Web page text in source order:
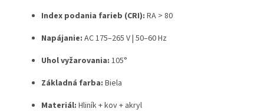
Index podania farieb (CRI): RA > 80
Napájanie: AC 175–265 V | 50–60 Hz
Uhol vyžarovania: 105°
Základná farba: Biela
Materiál: Hliník + kov + akryl